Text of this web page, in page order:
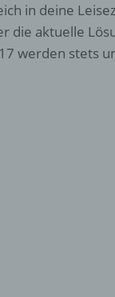
in deine
die aktuelle
werden stets